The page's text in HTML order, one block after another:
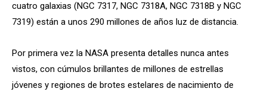
cuatro galaxias (NGC 7317, NGC 7318A, NGC 7318B y NGC
7319) están a unos 290 millones de años luz de distancia.
Por primera vez la NASA presenta detalles nunca antes
vistos, con cúmulos brillantes de millones de estrellas
jóvenes y regiones de brotes estelares de nacimiento de